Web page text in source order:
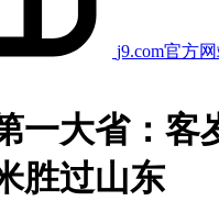
j9.com官方
一大省：客
胜过山东